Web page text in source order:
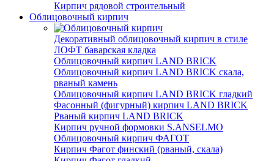
Кирпич рядовой строительный
Облицовочный кирпич
Декоративный облицовочный кирпич в стиле
ЛОФТ баварская кладка
Облицовочный кирпич LAND BRICK
Облицовочный кирпич LAND BRICK скала,
рваный камень
Облицовочный кирпич LAND BRICK гладкий
Фасонный (фигурный) кирпич LAND BRICK
Рваный кирпич LAND BRICK
Кирпич ручной формовки S.ANSELMO
Облицовочный кирпич ФАГОТ
Кирпич Фагот финский (рваный, скала)